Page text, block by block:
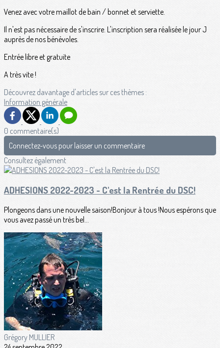
Venez avec votre maillot de bain / bonnet et serviette.
Il n'est pas nécessaire de s'inscrire. L'inscription sera réalisée le jour J
auprès de nos bénévoles.
Entrée libre et gratuite
A très vite !
Découvrez davantage d'articles sur ces thèmes :
Information générale
0 commentaire(s)
Connectez-vous pour laisser un commentaire
Consultez également
ADHESIONS 2022-2023 - C'est la Rentrée du DSC!
Plongeons dans une nouvelle saison!Bonjour à tous !Nous espérons que
vous avez passé un très bel...
Grégory MULLIER